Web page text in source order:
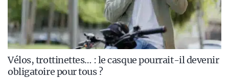
Vélos, trottinettes… : le casque pourrait-il devenir
obligatoire pour tous ?